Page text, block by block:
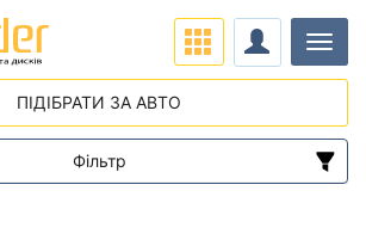
ПІДІБРАТИ ЗА АВТО
Фільтр